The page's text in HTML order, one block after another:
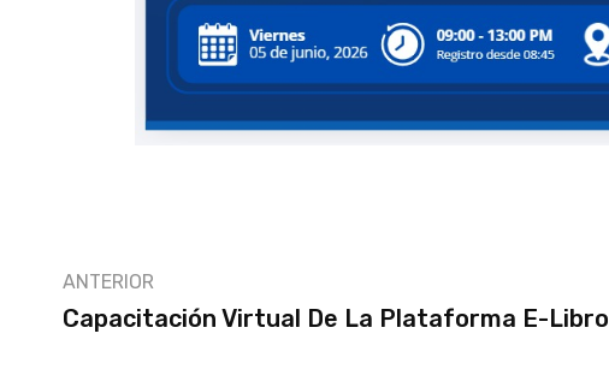
ANTERIOR
Capacitación Virtual De La Plataforma E-Libro